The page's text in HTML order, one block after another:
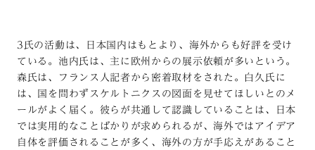
3氏の活動は、日本国内はもとより、海外からも好評を受け
ている。池内氏は、主に欧州からの展示依頼が多いという。
森氏は、フランス人記者から密着取材をされた。白久氏に
は、国を問わずスケルトニクスの図面を見せてほしいとのメ
ールがよく届く。彼らが共通して認識していることは、日本
では実用的なことばかりが求められるが、海外ではアイデア
自体を評価されることが多く、海外の方が手応えがあること